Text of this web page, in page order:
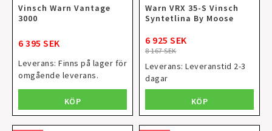
Vinsch Warn Vantage
3000
6 395 SEK
Leverans: Finns på lager för
omgående leverans.
KÖP
Warn VRX 35-S Vinsch
Syntetlina By Moose
8 167 SEK
6 925 SEK
Leverans: Leveranstid 2-3
dagar
KÖP